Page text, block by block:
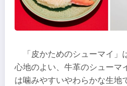
「皮かためのシューマイ
心地のよい、牛革のシューマ
は噛みやすいやわらかな生地